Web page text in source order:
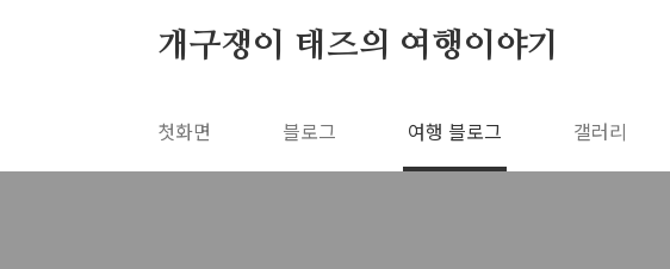
개구쟁이 태즈의 여행이야기
첫화면 블로그 여행 블로그 갤러리